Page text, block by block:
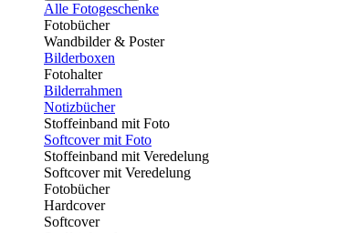
Alle Fotogeschenke
Fotobücher
Wandbilder & Poster
Bilderboxen
Fotohalter
Bilderrahmen
Notizbücher
Stoffeinband mit Foto
Softcover mit Foto
Stoffeinband mit Veredelung
Softcover mit Veredelung
Fotobücher
Hardcover
Softcover